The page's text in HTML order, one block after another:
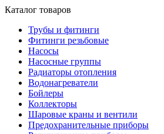
Каталог товаров
Трубы и фитинги
Фитинги резьбовые
Насосы
Насосные группы
Радиаторы отопления
Водонагреватели
Бойлеры
Коллекторы
Шаровые краны и вентили
Предохранительные приборы